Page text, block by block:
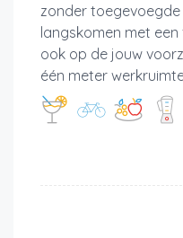
zonder toegevoegde
langskomen met
ook op de jouw
één meter